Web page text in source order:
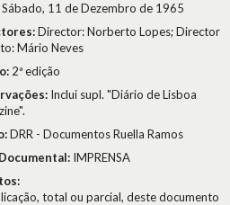
Sábado, 11 de Dezembro de 1965
Director: Norberto Lopes; Director
Mário Neves
2ª edição
Inclui supl. "Diário de Lisboa
DRR - Documentos Ruella Ramos
IMPRENSA
total ou parcial, deste documento